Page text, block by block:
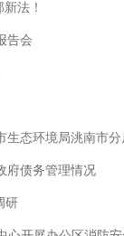
法！
告会
府债务管理情况
研